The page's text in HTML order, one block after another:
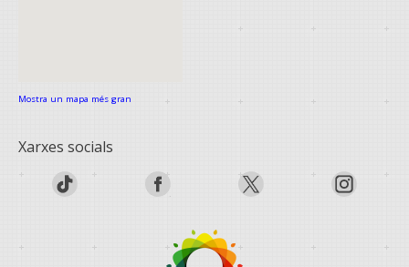
Mostra un mapa més gran
Xarxes socials